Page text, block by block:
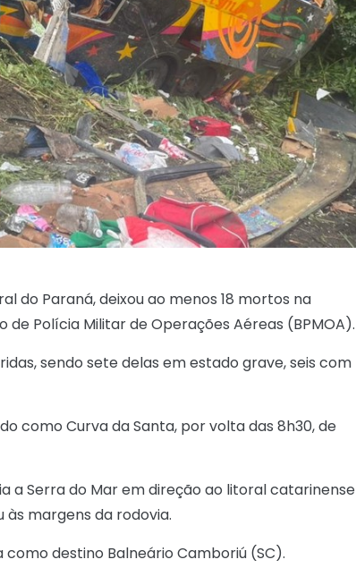
do Paraná, deixou ao menos 18 mortos na
Polícia Militar de Operações Aéreas (BPMOA).
sendo sete delas em estado grave, seis com
como Curva da Santa, por volta das 8h30, de
a Serra do Mar em direção ao litoral catarinense
margens da rodovia.
como destino Balneário Camboriú (SC).